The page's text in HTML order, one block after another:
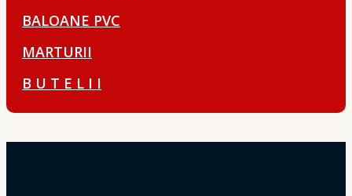
BALOANE PVC
MARTURII
B U T E L I I